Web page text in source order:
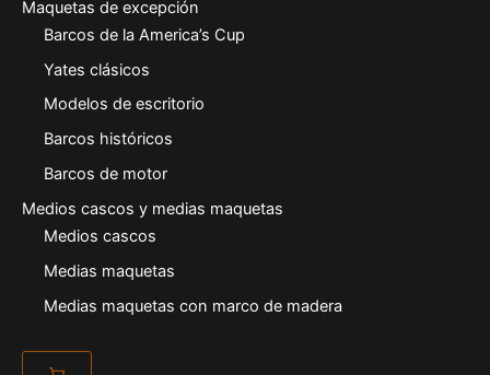
Maquetas de excepción
Barcos de la America’s Cup
Yates clásicos
Modelos de escritorio
Barcos históricos
Barcos de motor
Medios cascos y medias maquetas
Medios cascos
Medias maquetas
Medias maquetas con marco de madera